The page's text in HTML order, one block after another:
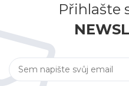
Přihlašte